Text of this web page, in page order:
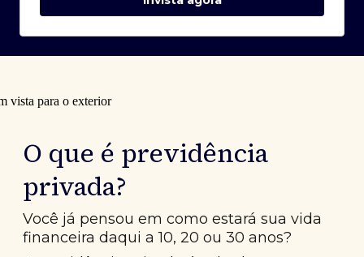
O que é previdência
privada?
Você já pensou em como estará sua vida
financeira daqui a 10, 20 ou 30 anos?